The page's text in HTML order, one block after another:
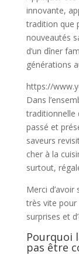
innovante,
tradition que
nouveautés
d’un dîner
générations
https://
Dans
traditionnelle
passé et
saveurs
cher à la
surtout,
Merci
très vite pour
surprises et
Pourquoi
pas être